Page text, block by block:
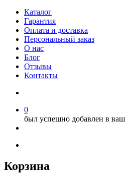
Каталог
Гарантия
Оплата и доставка
Персональный заказ
О нас
Блог
Отзывы
Контакты
0
был успешно добавлен в
Корзина